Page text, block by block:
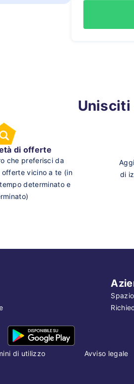
Unisciti
di offerte
che preferisci da
vicino a te (in
determinato e
di
di utilizzo Avviso legale